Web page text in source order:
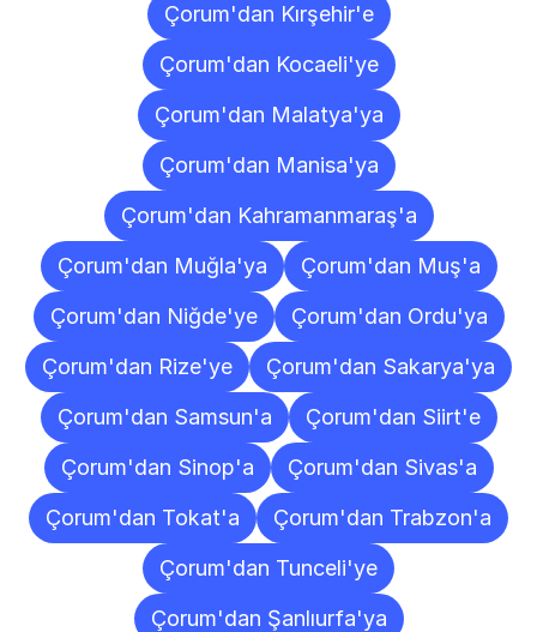
Çorum'dan Kırşehir'e
Çorum'dan Kocaeli'ye
Çorum'dan Malatya'ya
Çorum'dan Manisa'ya
Çorum'dan Kahramanmaraş'a
Çorum'dan Muğla'ya
Çorum'dan Muş'a
Çorum'dan Niğde'ye
Çorum'dan Ordu'ya
Çorum'dan Rize'ye
Çorum'dan Sakarya'ya
Çorum'dan Samsun'a
Çorum'dan Siirt'e
Çorum'dan Sinop'a
Çorum'dan Sivas'a
Çorum'dan Tokat'a
Çorum'dan Trabzon'a
Çorum'dan Tunceli'ye
Çorum'dan Şanlıurfa'ya